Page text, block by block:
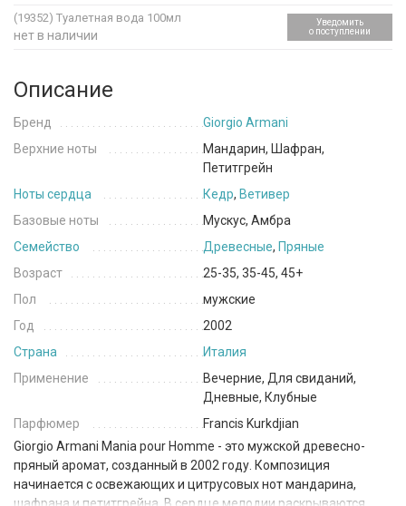
(19352) Туалетная вода 100мл
нет в наличии
Уведомить
о поступлении
Описание
Бренд
Giorgio Armani
Верхние ноты
Мандарин, Шафран,
Петитгрейн
Ноты сердца
Кедр, Ветивер
Базовые ноты
Мускус, Амбра
Семейство
Древесные, Пряные
Возраст
25-35, 35-45, 45+
Пол
мужские
Год
2002
Страна
Италия
Применение
Вечерние, Для свиданий,
Дневные, Клубные
Парфюмер
Francis Kurkdjian
Giorgio Armani Mania pour Homme - это мужской древесно-
пряный аромат, созданный в 2002 году. Композиция
начинается с освежающих и цитрусовых нот мандарина,